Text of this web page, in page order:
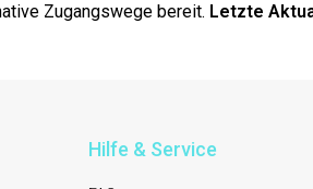
Zugangswege bereit. Letzte
Hilfe & Service